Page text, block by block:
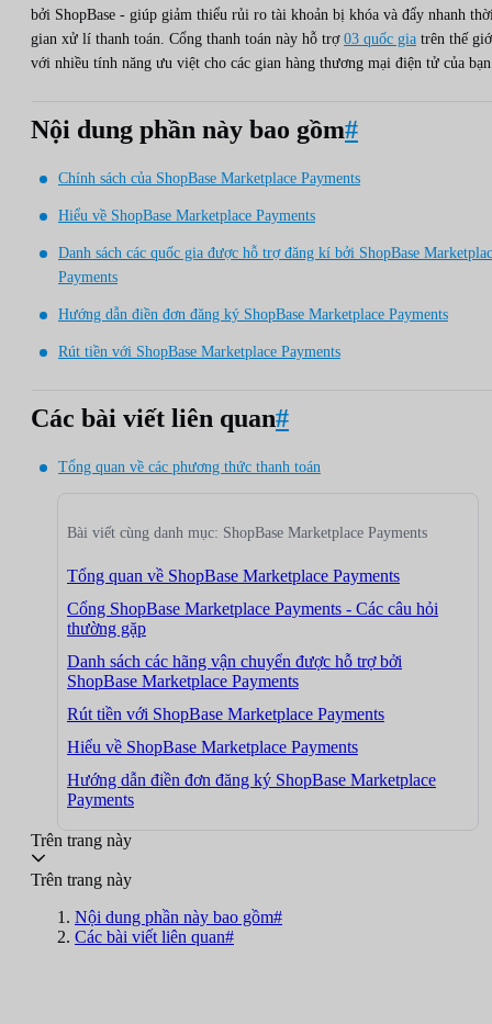
bởi ShopBase - giúp giảm thiểu rủi ro tài khoản bị khóa và đẩy nhanh
gian xử lí thanh toán. Cổng thanh toán này hỗ trợ 03 quốc gia trên thế
với nhiều tính năng ưu việt cho các gian hàng thương mại điện tử của
Nội dung phần này bao gồm#
Chính sách của ShopBase Marketplace Payments
Hiểu về ShopBase Marketplace Payments
Danh sách các quốc gia được hỗ trợ đăng kí bởi ShopBase
Payments
Hướng dẫn điền đơn đăng ký ShopBase Marketplace Payments
Rút tiền với ShopBase Marketplace Payments
Các bài viết liên quan#
Tổng quan về các phương thức thanh toán
Bài viết cùng danh mục: ShopBase Marketplace Payments
Tổng quan về ShopBase Marketplace Payments
Cổng ShopBase Marketplace Payments - Các câu hỏi
thường gặp
Danh sách các hãng vận chuyển được hỗ trợ bởi
ShopBase Marketplace Payments
Rút tiền với ShopBase Marketplace Payments
Hiểu về ShopBase Marketplace Payments
Hướng dẫn điền đơn đăng ký ShopBase Marketplace
Payments
Trên trang này
Trên trang này
Nội dung phần này bao gồm#
Các bài viết liên quan#